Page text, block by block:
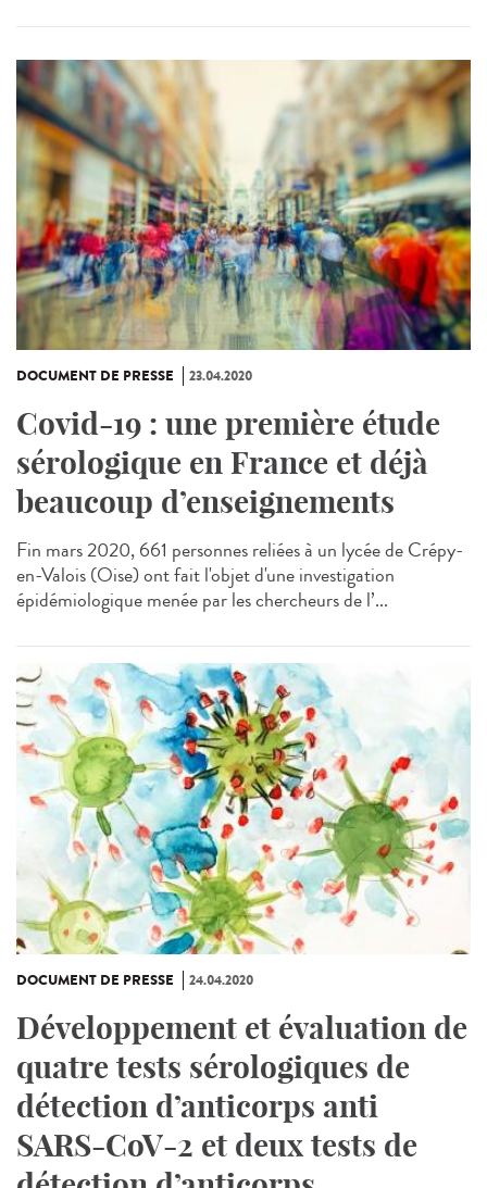
DOCUMENT DE PRESSE 23.04.2020
Covid-19 : une première étude
sérologique en France et déjà
beaucoup d’enseignements
Fin mars 2020, 661 personnes reliées à un lycée de Crépy-
en-Valois (Oise) ont fait l'objet d'une investigation
épidémiologique menée par les chercheurs de l’...
DOCUMENT DE PRESSE 24.04.2020
Développement et évaluation de
quatre tests sérologiques de
détection d’anticorps anti
SARS-CoV-2 et deux tests de